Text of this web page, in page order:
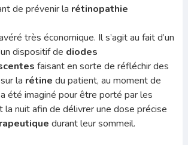
de prévenir la rétinopathie
très économique. Il s’agit au fait d’un
dispositif de diodes
faisant en sorte de réfléchir des
sur la rétine du patient, au moment de
été imaginé pour être porté par les
la nuit afin de délivrer une dose précise
durant leur sommeil.